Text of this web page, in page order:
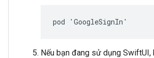
pod 'GoogleSignIn'
Nếu bạn đang sử dụng SwiftUI,